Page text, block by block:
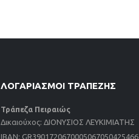
ΛΟΓΑΡΙΑΣΜΟΙ ΤΡΑΠΕΖΗΣ
Τράπεζα Πειραιώς
Δικαιούχος: ΔΙΟΝΥΣΙΟΣ ΛΕΥΚΙΜΙΑΤΗΣ
IBAN: GR3901720670005067050425466